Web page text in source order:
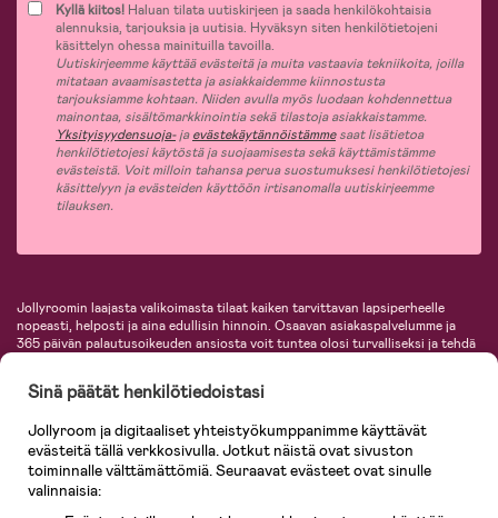
Kyllä kiitos! Haluan tilata uutiskirjeen ja saada henkilökohtaisia
alennuksia, tarjouksia ja uutisia. Hyväksyn siten henkilötietojeni
käsittelyn ohessa mainituilla tavoilla.
Uutiskirjeemme käyttää evästeitä ja muita vastaavia tekniikoita, joilla
mitataan avaamisastetta ja asiakkaidemme kiinnostusta
tarjouksiamme kohtaan. Niiden avulla myös luodaan kohdennettua
mainontaa, sisältömarkkinointia sekä tilastoja asiakkaistamme.
Yksityisyydensuoja-jaevästekäytännöistämmesaat lisätietoa
henkilötietojesi käytöstä ja suojaamisesta sekä käyttämistämme
evästeistä. Voit milloin tahansa perua suostumuksesi henkilötietojesi
käsittelyyn ja evästeiden käyttöön irtisanomalla uutiskirjeemme
tilauksen.
Jollyroomin laajasta valikoimasta tilaat kaiken tarvittavan lapsiperheelle
nopeasti, helposti ja aina edullisin hinnoin. Osaavan asiakaspalvelumme ja
365 päivän palautusoikeuden ansiosta voit tuntea olosi turvalliseksi ja tehdä
lastentarvikkeita sekä paljon muuta. Meiltä löydät lukuisia tunnettuja
KidKraft, Ergobaby, Philips Avent, Neonate, Cybex, LEGO ja monia muita!
Tervetuloa shoppailemaan Pohjoismaiden suurimpaan lastentarvikkeiden
verkkokauppaan!
Sinä päätät henkilötiedoistasi
Jollyroom ja digitaaliset yhteistyökumppanimme käyttävät
evästeitä tällä verkkosivulla. Jotkut näistä ovat sivuston
toiminnalle välttämättömiä. Seuraavat evästeet ovat sinulle
valinnaisia: